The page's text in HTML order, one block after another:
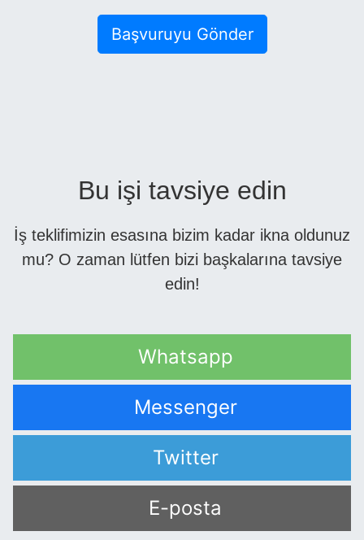
Başvuruyu Gönder
Bu işi tavsiye edin
İş teklifimizin esasına bizim kadar ikna oldunuz
mu? O zaman lütfen bizi başkalarına tavsiye
edin!
Whatsapp
Messenger
Twitter
E-posta